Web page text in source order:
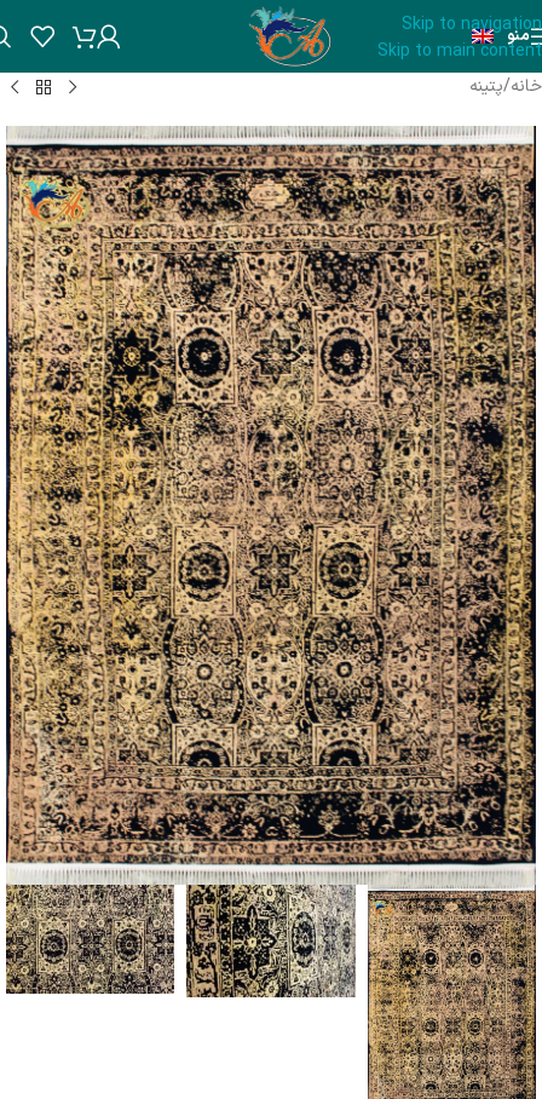
Skip to navigation
Skip to main content
منو
خانه/پتینه